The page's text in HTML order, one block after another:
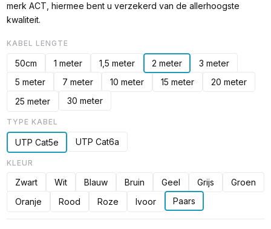
merk ACT, hiermee bent u verzekerd van de allerhoogste
kwaliteit.
KABEL LENGTE
50cm 1 meter 1,5 meter 2 meter
3 meter
5 meter
7 meter 10 meter 15 meter
20 meter
25 meter
30 meter
TYPE KABEL
UTP Cat5e UTP Cat6a
KLEUR
Zwart Wit Blauw Bruin Geel Grijs
Groen
Oranje
Rood Roze Ivoor Paars